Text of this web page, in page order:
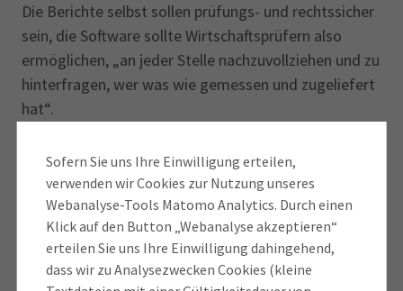
Sofern Sie uns Ihre Einwilligung erteilen,
verwenden wir Cookies zur Nutzung unseres
Webanalyse-Tools Matomo Analytics. Durch einen
Klick auf den Button „Webanalyse akzeptieren“
erteilen Sie uns Ihre Einwilligung dahingehend,
dass wir zu Analysezwecken Cookies (kleine
Die Berichte selbst sollen prüfungs- und rechtssicher
sein, die Software sollte Wirtschaftsprüfern also
ermöglichen, „an jeder Stelle nachzuvollziehen und zu
hinterfragen, wer was wie gemessen und zugeliefert
hat“.
... leichte Einbindung aller Beteiligten
AuchNuvia Maslo(35), Mitglied der
Geschäftsführung bei VERSO, beobachtet, dass viele
Firmen das Nachhaltigkeitsmanagement inklusive